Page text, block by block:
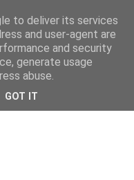
to deliver its services
and user-agent are
and security
generate usage
abuse.
GOT IT